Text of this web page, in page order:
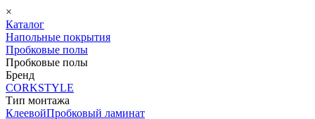
×
Каталог
Напольные покрытия
Пробковые полы
Пробковые полы
Бренд
CORKSTYLE
Тип монтажа
КлеевойПробковый ламинат